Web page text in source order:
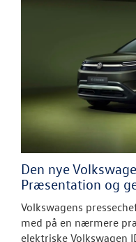
Den nye
Præsentation og
Volkswagens
med på en nærmere
elektriske Volkswagen